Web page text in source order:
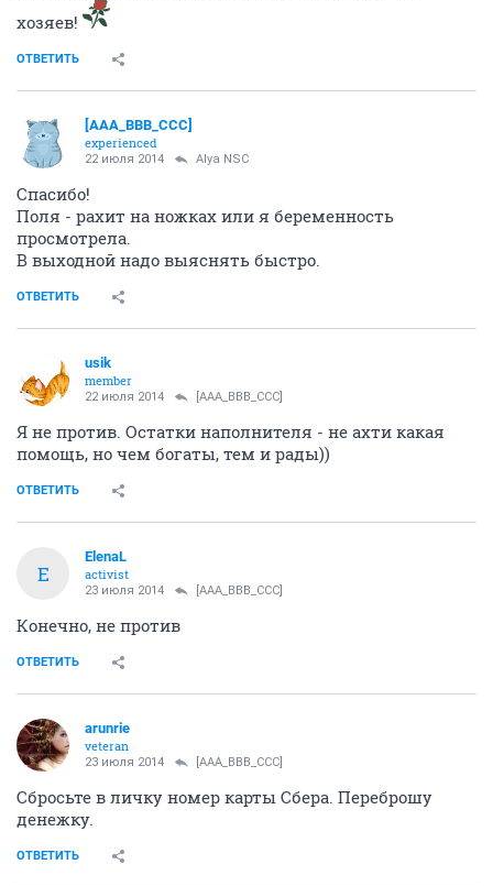
хозяев!
ОТВЕТИТЬ
[AAA_BBB_CCC]
experienced
22 июля 2014 Alya NSC
Спасибо!
Поля - рахит на ножках или я беременность
просмотрела.
В выходной надо выяснять быстро.
ОТВЕТИТЬ
usik
member
22 июля 2014 [AAA_BBB_CCC]
Я не против. Остатки наполнителя - не ахти какая
помощь, но чем богаты, тем и рады))
ОТВЕТИТЬ
E
ElenaL
activist
23 июля 2014 [AAA_BBB_CCC]
Конечно, не против
ОТВЕТИТЬ
arunrie
veteran
23 июля 2014 [AAA_BBB_CCC]
Сбросьте в личку номер карты Сбера. Переброшу
денежку.
ОТВЕТИТЬ